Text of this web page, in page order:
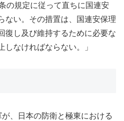
の規定に従って直ちに国連安
ない。その措置は、国連安保理
復し及び維持するために必要な
なければならない。」
、日本の防衛と極東における